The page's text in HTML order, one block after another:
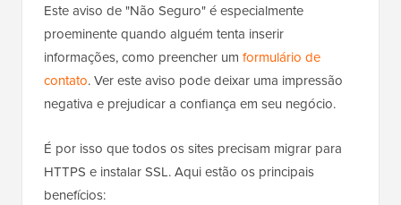
Este aviso de "Não Seguro" é especialmente
proeminente quando alguém tenta inserir
informações, como preencher um formulário de
contato. Ver este aviso pode deixar uma impressão
negativa e prejudicar a confiança em seu negócio.
É por isso que todos os sites precisam migrar para
HTTPS e instalar SSL. Aqui estão os principais
benefícios: